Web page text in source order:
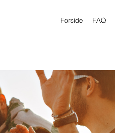
Forside FAQ